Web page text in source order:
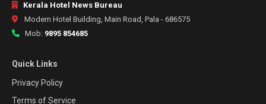
Kerala Hotel News Bureau
Modern Hotel Building, Main Road, Pala - 686575
Mob: 9895 854685
Quick Links
Privacy Policy
Terms of Service